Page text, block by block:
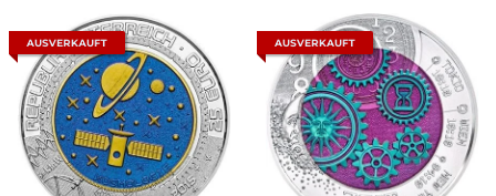
AUSVERKAUFT AUSVERKAUFT